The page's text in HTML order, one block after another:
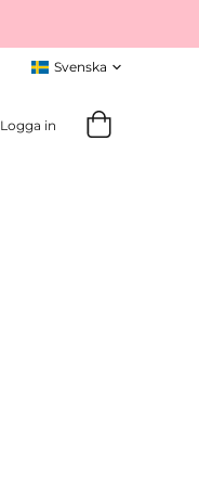
Logga in